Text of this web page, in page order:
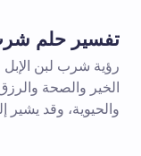
تفسير حلم شرب
رؤية شرب لبن الإبل
الخير والصحة
والحيوية، وقد